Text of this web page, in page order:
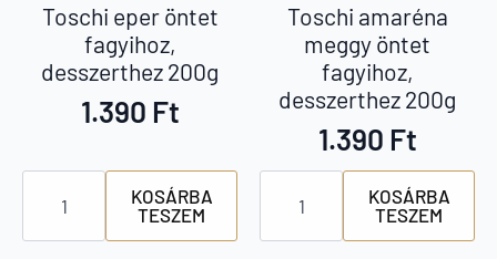
Toschi eper öntet
fagyihoz,
desszerthez 200g
1.390 Ft
Toschi
fagyihoz,
KOSÁRBA
TESZEM
Toschi amaréna
meggy öntet
fagyihoz,
desszerthez 200g
1.390 Ft
Toschi
amaréna
meggy
öntet
KOSÁRBA
TESZEM